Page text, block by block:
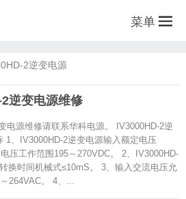
菜单
2逆变电源
逆变电源维修
电源维修请联系华科电源。 IV3000HD-2逆
1、IV3000HD-2逆变电源输入额定电压
压工作范围195～270VDC。 2、IV3000HD-
换时间机械式≤10mS。 3、输入交流电压允
264VAC。 4、...